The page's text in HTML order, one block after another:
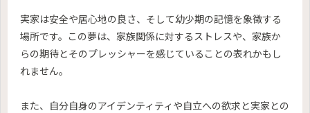
実家は安全や居心地の良さ、そして幼少期の記憶を象徴する
場所です。この夢は、家族関係に対するストレスや、家族か
らの期待とそのプレッシャーを感じていることの表れかもし
れません。
また、自分自身のアイデンティティや自立への欲求と実家との